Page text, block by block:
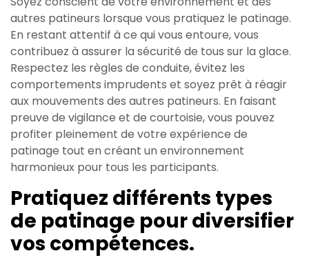
autres patineurs lorsque vous pratiquez le patinage.
En restant attentif à ce qui vous entoure, vous
contribuez à assurer la sécurité de tous sur la glace.
Respectez les règles de conduite, évitez les
comportements imprudents et soyez prêt à réagir
aux mouvements des autres patineurs. En faisant
preuve de vigilance et de courtoisie, vous pouvez
profiter pleinement de votre expérience de
patinage tout en créant un environnement
harmonieux pour tous les participants.
Pratiquez différents types
de patinage pour diversifier
vos compétences.